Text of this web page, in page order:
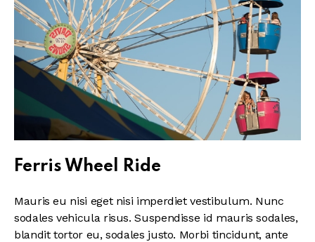
Ferris Wheel Ride
Mauris eu nisi eget nisi imperdiet vestibulum. Nunc
sodales vehicula risus. Suspendisse id mauris sodales,
blandit tortor eu, sodales justo. Morbi tincidunt, ante